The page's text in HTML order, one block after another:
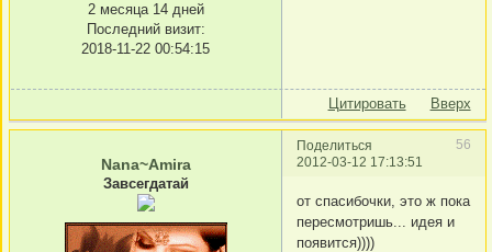
2 месяца 14 дней
Последний визит:
2018-11-22 00:54:15
Цитировать Вверх
Поделиться
56
2012-03-12 17:13:51
Nana~Amira
Завсегдатай
от спасибочки, это ж пока
пересмотришь... идея и
появится))))